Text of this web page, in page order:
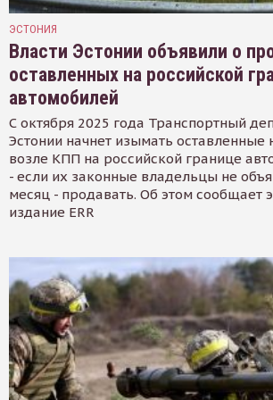
ЭСТОНИЯ
Власти Эстонии объявили о
оставленных на российской
автомобилей
С октября 2025 года Транспортный
Эстонии начнет изымать оставленные
возле КПП на российской границе
- если их законные владельцы не
месяц - продавать. Об этом сообщает
издание ERR